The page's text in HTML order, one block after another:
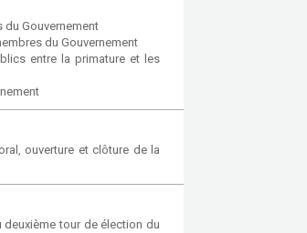
du Gouvernement
du Gouvernement
entre la primature et les
ouverture et clôture de la
deuxième tour de élection du